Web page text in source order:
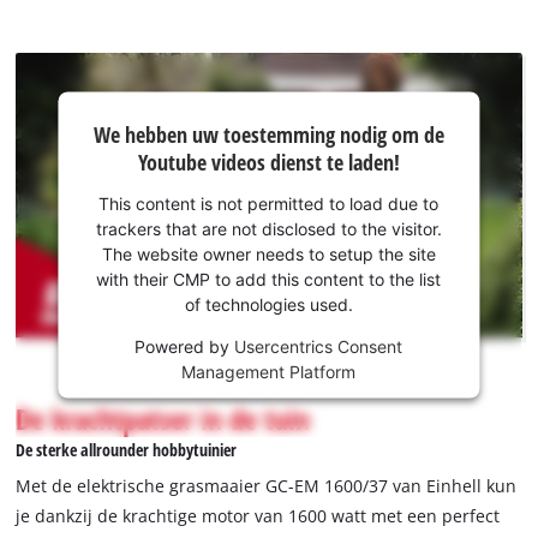
nodig om de
Youtube
dienst te
laden!
This
content
permitted
to
to
We hebben uw toestemming nodig om de
Youtube videos dienst te laden!
This content is not permitted to load due to
trackers that are not disclosed to the visitor.
The website owner needs to setup the site
with their CMP to add this content to the list
of technologies used.
Powered by Usercentrics Consent
Management Platform
De krachtpatser in de tuin
De sterke allrounder hobbytuinier
Met de elektrische grasmaaier GC-EM 1600/37 van Einhell kun
je dankzij de krachtige motor van 1600 watt met een perfect